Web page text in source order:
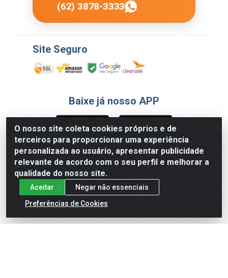
O nosso site coleta cookies próprios e de
terceiros para proporcionar uma experiência
personalizada ao usuário, apresentar publicidade
relevante de acordo com o seu perfil e melhorar a
qualidade do nosso site.
Aceitar
Negar não essenciais
Preferências de Cookies
(62) 3878-3333
Site Seguro
Baixe já nosso APP
Formas de Pagamento